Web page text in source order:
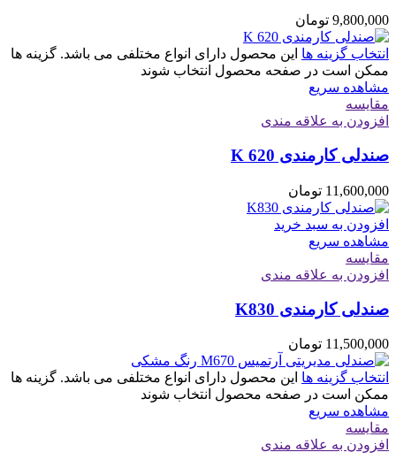
9,800,000 تومان
انتخاب گزینه ها این محصول دارای انواع مختلفی می باشد. گزینه ها
ممکن است در صفحه محصول انتخاب شوند
مشاهده سریع
مقایسه
افزودن به علاقه مندی
صندلی کارمندی K 620
11,600,000 تومان
افزودن به سبد خرید
مشاهده سریع
مقایسه
افزودن به علاقه مندی
صندلی کارمندی K830
11,500,000 تومان
انتخاب گزینه ها این محصول دارای انواع مختلفی می باشد. گزینه ها
ممکن است در صفحه محصول انتخاب شوند
مشاهده سریع
مقایسه
افزودن به علاقه مندی